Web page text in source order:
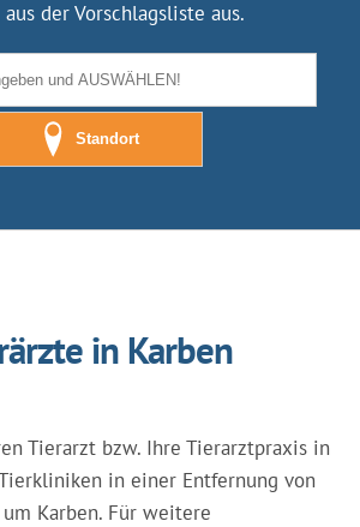
der Vorschlagsliste aus.
Standort
in Karben
Tierarzt bzw. Ihre Tierarztpraxis in
in einer Entfernung von
Karben. Für weitere